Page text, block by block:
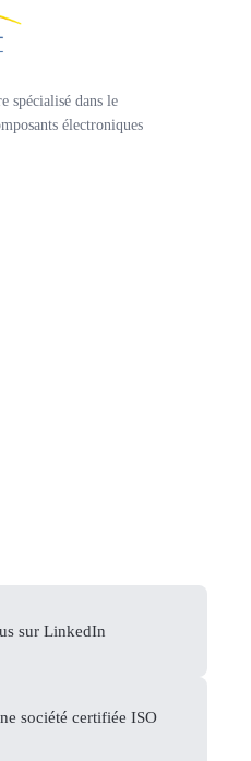
spécialisé dans le
électroniques
sur LinkedIn
société certifiée ISO